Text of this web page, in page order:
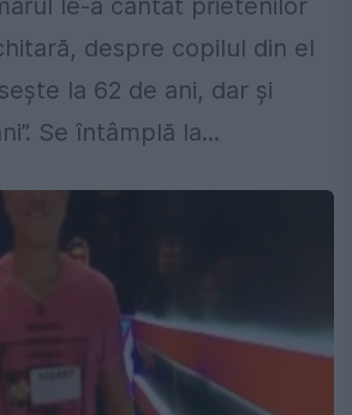
le-a cântat prietenilor
despre copilul din el
la 62 de ani, dar și
Se întâmplă la...